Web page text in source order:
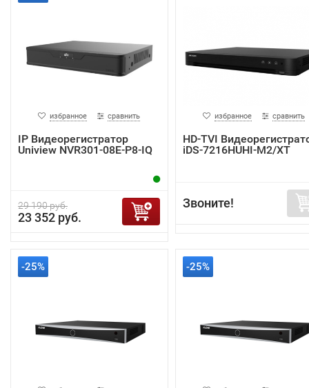
избранное сравнить
IP Видеорегистратор
Uniview NVR301-08E-P8-IQ
29 190 руб.
23 352 руб.
избранное сравнить
HD-TVI
iDS-7216HUHI-M2/XT
Звоните!
-25% -25%